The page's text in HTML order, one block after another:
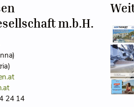
m.b.H.
24 14